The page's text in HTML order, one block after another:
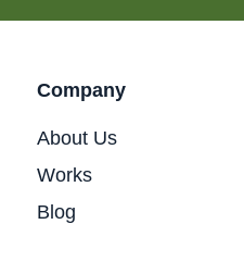
Company
About Us
Works
Blog